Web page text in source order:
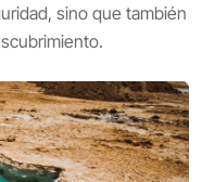
sino que también